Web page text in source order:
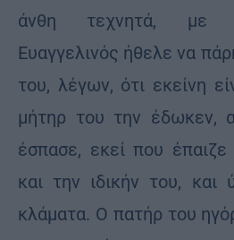
άνθη τεχνητά, με
Ευαγγελινός ήθελε να
του, λέγων, ότι εκείνη
μήτηρ του την έδωκεν,
έσπασε, εκεί που
και την ιδικήν του, και
κλάματα. Ο πατήρ του